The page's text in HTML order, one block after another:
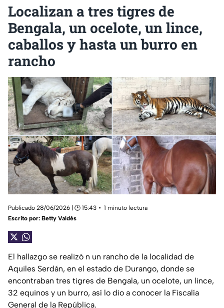
Localizan a tres tigres de
Bengala, un ocelote, un lince,
caballos y hasta un burro en
rancho
Publicado 28/06/2026 | 🕑 15:43
1 minuto lectura
Escrito por: Betty Valdés
El hallazgo se realizó n un rancho de la localidad de
Aquiles Serdán, en el estado de Durango, donde se
encontraban tres tigres de Bengala, un ocelote, un lince,
32 equinos y un burro, así lo dio a conocer la Fiscalía
General de la República.